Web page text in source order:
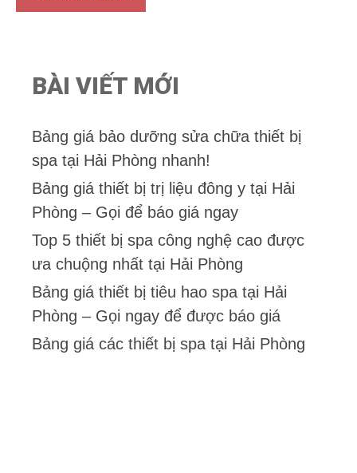
BÀI VIẾT MỚI
Bảng giá bảo dưỡng sửa chữa thiết bị
spa tại Hải Phòng nhanh!
Bảng giá thiết bị trị liệu đông y tại Hải
Phòng – Gọi để báo giá ngay
Top 5 thiết bị spa công nghệ cao được
ưa chuộng nhất tại Hải Phòng
Bảng giá thiết bị tiêu hao spa tại Hải
Phòng – Gọi ngay để được báo giá
Bảng giá các thiết bị spa tại Hải Phòng